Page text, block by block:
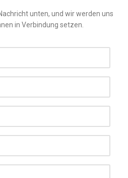
unten, und wir werden uns
in Verbindung setzen.